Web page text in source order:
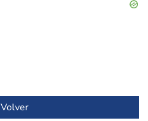
Volver